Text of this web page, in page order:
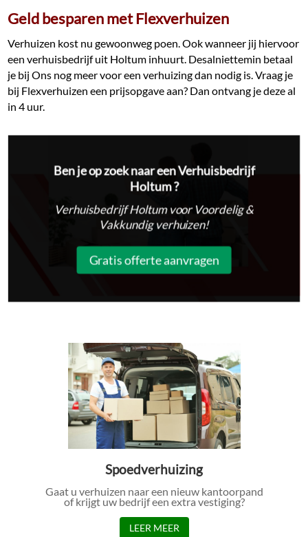
Geld besparen met Flexverhuizen
Verhuizen kost nu gewoonweg poen. Ook wanneer jij hiervoor
een verhuisbedrijf uit Holtum inhuurt. Desalniettemin betaal
je bij Ons nog meer voor een verhuizing dan nodig is. Vraag je
bij Flexverhuizen een prijsopgave aan? Dan ontvang je deze al
in 4 uur.
Ben je op zoek naar een Verhuisbedrijf
Holtum ?
Verhuisbedrijf Holtum voor Voordelig &
Vakkundig verhuizen!
Gratis offerte aanvragen
Spoedverhuizing
Gaat u verhuizen naar een nieuw kantoorpand
of krijgt uw bedrijf een extra vestiging?
LEER MEER